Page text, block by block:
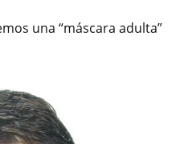
una “máscara adulta”